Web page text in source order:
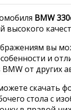
BMW
высокого
вы
и
от других
скачать
стола с